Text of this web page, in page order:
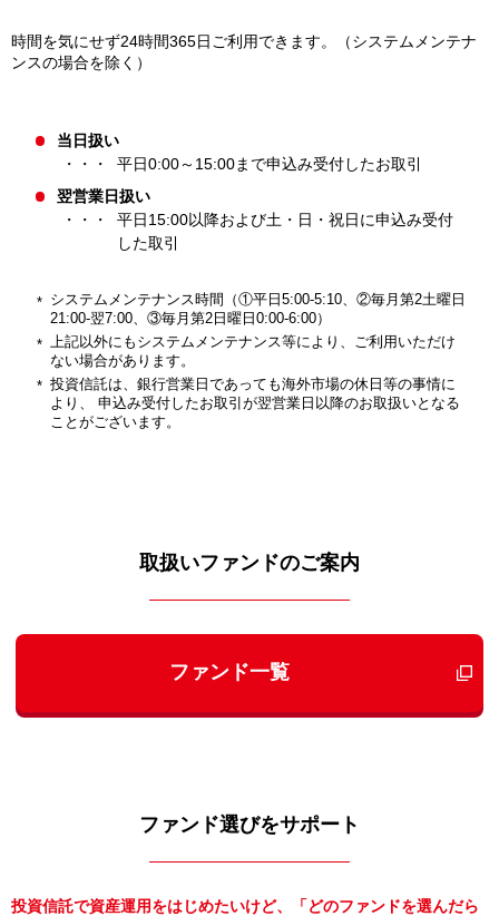
時間を気にせず24時間365日ご利用できます。（システムメンテナ
ンスの場合を除く）
当日扱い
平日0:00～15:00まで申込み受付したお取引
翌営業日扱い
平日15:00以降および土・日・祝日に申込み受付
した取引
システムメンテナンス時間（①平日5:00-5:10、②毎月第2土曜日
21:00-翌7:00、③毎月第2日曜日0:00-6:00）
上記以外にもシステムメンテナンス等により、ご利用いただけ
ない場合があります。
投資信託は、銀行営業日であっても海外市場の休日等の事情に
より、 申込み受付したお取引が翌営業日以降のお取扱いとなる
ことがございます。
取扱いファンドのご案内
ファンド一覧
ファンド選びをサポート
投資信託で資産運用をはじめたいけど、「どのファンドを選んだら